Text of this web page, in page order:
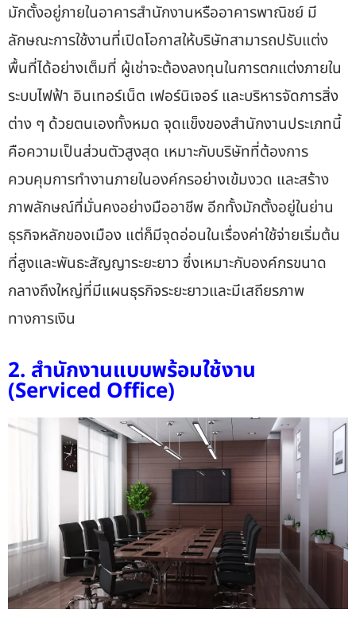
มักตั้งอยู่ภายในอาคารสำนักงานหรืออาคารพาณิชย์ มี
ลักษณะการใช้งานที่เปิดโอกาสให้บริษัทสามารถปรับแต่ง
พื้นที่ได้อย่างเต็มที่ ผู้เช่าจะต้องลงทุนในการตกแต่งภายใน
ระบบไฟฟ้า อินเทอร์เน็ต เฟอร์นิเจอร์ และบริหารจัดการสิ่ง
ต่าง ๆ ด้วยตนเองทั้งหมด จุดแข็งของสำนักงานประเภทนี้
คือความเป็นส่วนตัวสูงสุด เหมาะกับบริษัทที่ต้องการ
ควบคุมการทำงานภายในองค์กรอย่างเข้มงวด และสร้าง
ภาพลักษณ์ที่มั่นคงอย่างมืออาชีพ อีกทั้งมักตั้งอยู่ในย่าน
ธุรกิจหลักของเมือง แต่ก็มีจุดอ่อนในเรื่องค่าใช้จ่ายเริ่มต้น
ที่สูงและพันธะสัญญาระยะยาว ซึ่งเหมาะกับองค์กรขนาด
กลางถึงใหญ่ที่มีแผนธุรกิจระยะยาวและมีเสถียรภาพ
ทางการเงิน
2. สำนักงานแบบพร้อมใช้งาน
(Serviced Office)